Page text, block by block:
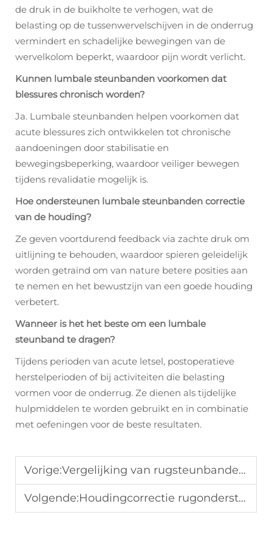
de druk in de buikholte te verhogen, wat de
belasting op de tussenwervelschijven in de onderrug
vermindert en schadelijke bewegingen van de
wervelkolom beperkt, waardoor pijn wordt verlicht.
Kunnen lumbale steunbanden voorkomen dat
blessures chronisch worden?
Ja. Lumbale steunbanden helpen voorkomen dat
acute blessures zich ontwikkelen tot chronische
aandoeningen door stabilisatie en
bewegingsbeperking, waardoor veiliger bewegen
tijdens revalidatie mogelijk is.
Hoe ondersteunen lumbale steunbanden correctie
van de houding?
Ze geven voortdurend feedback via zachte druk om
uitlijning te behouden, waardoor spieren geleidelijk
worden getraind om van nature betere posities aan
te nemen en het bewustzijn van een goede houding
verbetert.
Wanneer is het het beste om een lumbale
steunband te dragen?
Tijdens perioden van acute letsel, postoperatieve
herstelperioden of bij activiteiten die belasting
vormen voor de onderrug. Ze dienen als tijdelijke
hulpmiddelen te worden gebruikt en in combinatie
met oefeningen voor de beste resultaten.
Vorige:Vergelijking van rugsteunbanden: een beslissingskader
Volgende:Houdingcorrectie rugondersteuning: uitlijnen voor succes